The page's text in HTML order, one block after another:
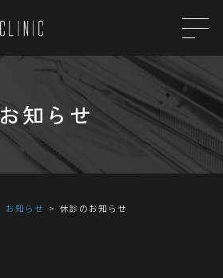
お知らせ
お知らせ 休診のお知らせ